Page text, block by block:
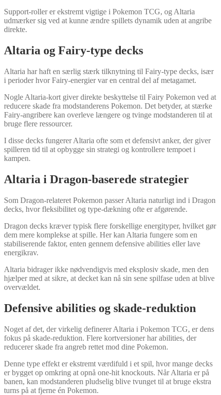
Support-roller er ekstremt vigtige i Pokemon TCG, og Altaria
udmærker sig ved at kunne ændre spillets dynamik uden at angribe
direkte.
Altaria og Fairy-type decks
Altaria har haft en særlig stærk tilknytning til Fairy-type decks, især
i perioder hvor Fairy-energier var en central del af metagamet.
Nogle Altaria-kort giver direkte beskyttelse til Fairy Pokemon ved at
reducere skade fra modstanderens Pokemon. Det betyder, at stærke
Fairy-angribere kan overleve længere og tvinge modstanderen til at
bruge flere ressourcer.
I disse decks fungerer Altaria ofte som et defensivt anker, der giver
spilleren tid til at opbygge sin strategi og kontrollere tempoet i
kampen.
Altaria i Dragon-baserede strategier
Som Dragon-relateret Pokemon passer Altaria naturligt ind i Dragon
decks, hvor fleksibilitet og type-dækning ofte er afgørende.
Dragon decks kræver typisk flere forskellige energityper, hvilket gør
dem mere komplekse at spille. Her kan Altaria fungere som en
stabiliserende faktor, enten gennem defensive abilities eller lave
energikrav.
Altaria bidrager ikke nødvendigvis med eksplosiv skade, men den
hjælper med at sikre, at decket kan nå sin sene spilfase uden at blive
overvældet.
Defensive abilities og skade-reduktion
Noget af det, der virkelig definerer Altaria i Pokemon TCG, er dens
fokus på skade-reduktion. Flere kortversioner har abilities, der
reducerer skade fra angreb rettet mod dine Pokemon.
Denne type effekt er ekstremt værdifuld i et spil, hvor mange decks
er bygget op omkring at opnå one-hit knockouts. Når Altaria er på
banen, kan modstanderen pludselig blive tvunget til at bruge ekstra
turns på at fjerne én Pokemon.